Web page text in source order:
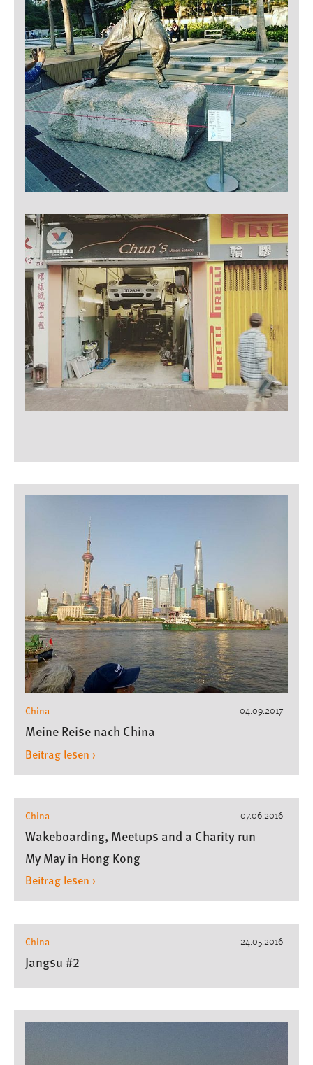
04.09.2017
China
Meine Reise nach China
Beitrag lesen ›
07.06.2016
China
Wakeboarding, Meetups and a Charity run
My May in Hong Kong
Beitrag lesen ›
24.05.2016
China
Jangsu #2